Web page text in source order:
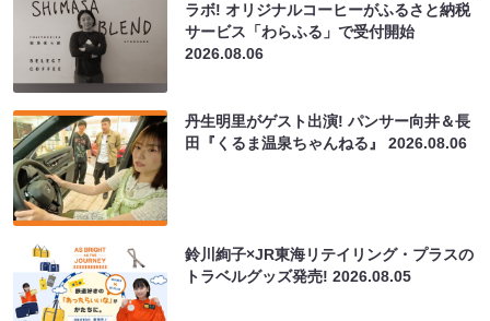
ラボ! オリジナルコーヒーがふるさと納税
サービス「わらふる」で受付開始
2026.08.06
丹生明里がゲスト出演! パンサー向井＆長
田『くるま温泉ちゃんねる』2026.08.06
鈴川絢子×JR東海リテイリング・プラスの
トラベルグッズ発売!2026.08.05